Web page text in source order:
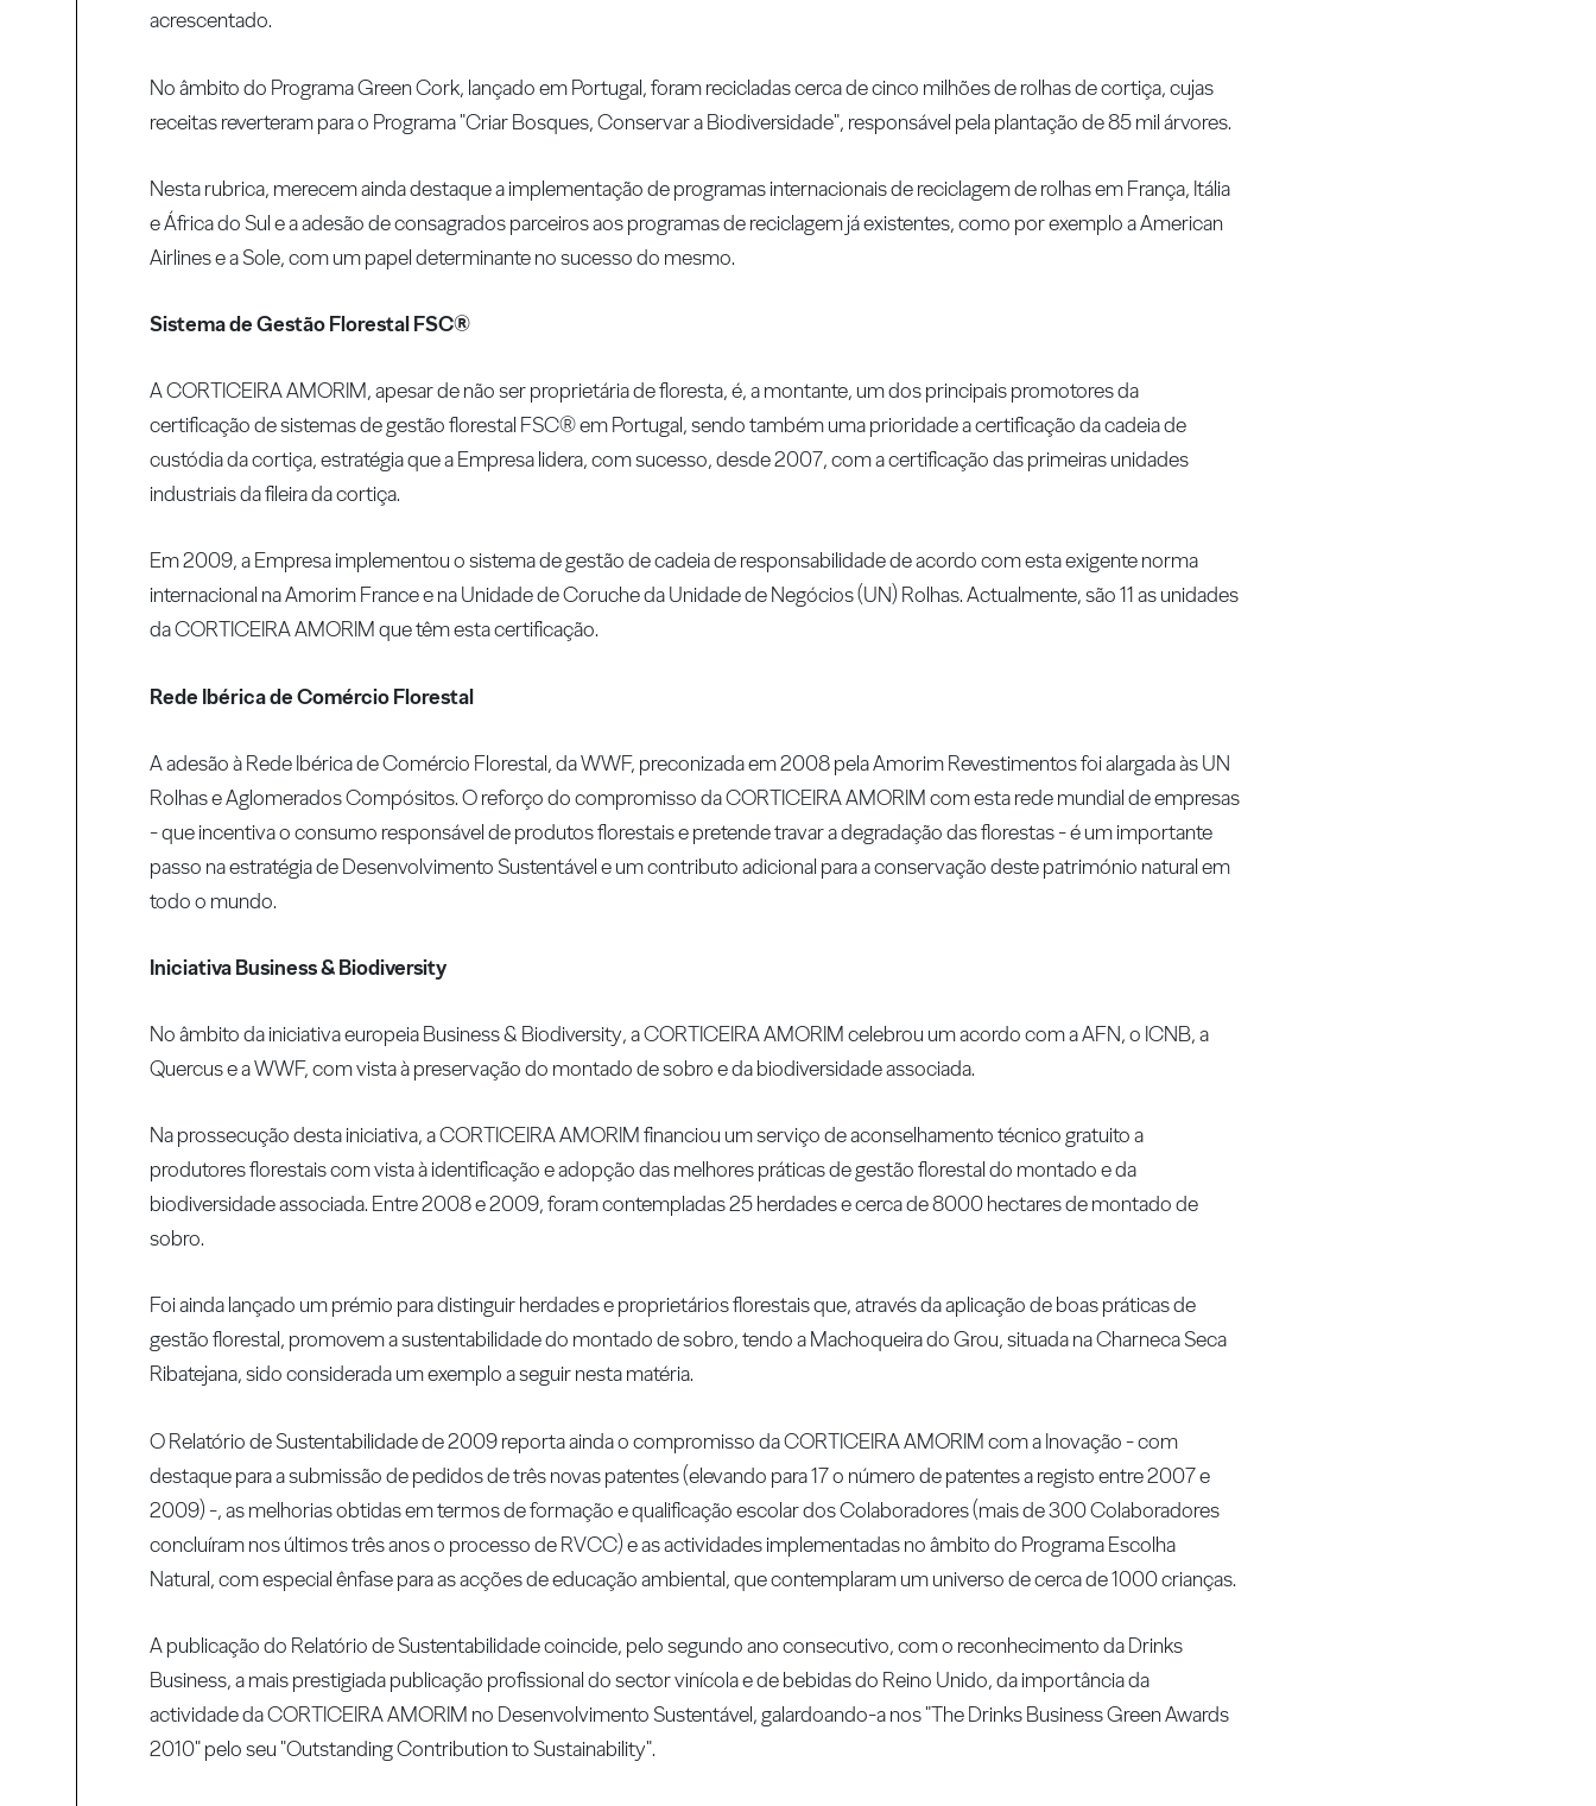
acrescentado.
No âmbito do Programa Green Cork, lançado em Portugal, foram recicladas cerca de cinco milhões de rolhas de cortiça, cujas
receitas reverteram para o Programa "Criar Bosques, Conservar a Biodiversidade", responsável pela plantação de 85 mil árvores.
Nesta rubrica, merecem ainda destaque a implementação de programas internacionais de reciclagem de rolhas em França, Itália
e África do Sul e a adesão de consagrados parceiros aos programas de reciclagem já existentes, como por exemplo a American
Airlines e a Sole, com um papel determinante no sucesso do mesmo.
Sistema de Gestão Florestal FSC®
A CORTICEIRA AMORIM, apesar de não ser proprietária de floresta, é, a montante, um dos principais promotores da
certificação de sistemas de gestão florestal FSC® em Portugal, sendo também uma prioridade a certificação da cadeia de
custódia da cortiça, estratégia que a Empresa lidera, com sucesso, desde 2007, com a certificação das primeiras unidades
industriais da fileira da cortiça.
Em 2009, a Empresa implementou o sistema de gestão de cadeia de responsabilidade de acordo com esta exigente norma
internacional na Amorim France e na Unidade de Coruche da Unidade de Negócios (UN) Rolhas. Actualmente, são 11 as unidades
da CORTICEIRA AMORIM que têm esta certificação.
Rede Ibérica de Comércio Florestal
A adesão à Rede Ibérica de Comércio Florestal, da WWF, preconizada em 2008 pela Amorim Revestimentos foi alargada às UN
Rolhas e Aglomerados Compósitos. O reforço do compromisso da CORTICEIRA AMORIM com esta rede mundial de empresas
- que incentiva o consumo responsável de produtos florestais e pretende travar a degradação das florestas - é um importante
passo na estratégia de Desenvolvimento Sustentável e um contributo adicional para a conservação deste património natural em
todo o mundo.
Iniciativa Business & Biodiversity
No âmbito da iniciativa europeia Business & Biodiversity, a CORTICEIRA AMORIM celebrou um acordo com a AFN, o ICNB, a
Quercus e a WWF, com vista à preservação do montado de sobro e da biodiversidade associada.
Na prossecução desta iniciativa, a CORTICEIRA AMORIM financiou um serviço de aconselhamento técnico gratuito a
produtores florestais com vista à identificação e adopção das melhores práticas de gestão florestal do montado e da
biodiversidade associada. Entre 2008 e 2009, foram contempladas 25 herdades e cerca de 8000 hectares de montado de
sobro.
Foi ainda lançado um prémio para distinguir herdades e proprietários florestais que, através da aplicação de boas práticas de
gestão florestal, promovem a sustentabilidade do montado de sobro, tendo a Machoqueira do Grou, situada na Charneca Seca
Ribatejana, sido considerada um exemplo a seguir nesta matéria.
O Relatório de Sustentabilidade de 2009 reporta ainda o compromisso da CORTICEIRA AMORIM com a Inovação - com
destaque para a submissão de pedidos de três novas patentes (elevando para 17 o número de patentes a registo entre 2007 e
2009) -, as melhorias obtidas em termos de formação e qualificação escolar dos Colaboradores (mais de 300 Colaboradores
concluíram nos últimos três anos o processo de RVCC) e as actividades implementadas no âmbito do Programa Escolha
Natural, com especial ênfase para as acções de educação ambiental, que contemplaram um universo de cerca de 1000 crianças.
A publicação do Relatório de Sustentabilidade coincide, pelo segundo ano consecutivo, com o reconhecimento da Drinks
Business, a mais prestigiada publicação profissional do sector vinícola e de bebidas do Reino Unido, da importância da
actividade da CORTICEIRA AMORIM no Desenvolvimento Sustentável, galardoando-a nos "The Drinks Business Green Awards
2010" pelo seu "Outstanding Contribution to Sustainability".